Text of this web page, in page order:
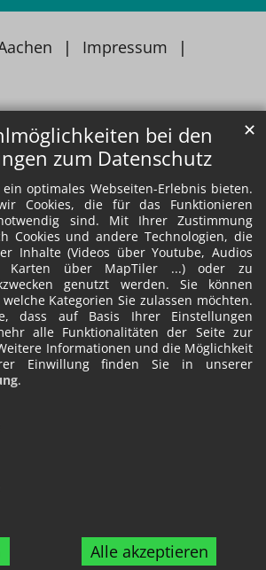
bei den
zum Datenschutz
optimales Webseiten-Erlebnis bieten.
Cookies, die für das Funktionieren
sind. Mit Ihrer Zustimmung
Cookies und andere Technologien, die
Inhalte (Videos über Youtube, Audios
Karten über MapTiler ...) oder zu
genutzt werden. Sie können
Kategorien Sie zulassen möchten.
dass auf Basis Ihrer Einstellungen
alle Funktionalitäten der Seite zur
Informationen und die Möglichkeit
Einwillung finden Sie in unserer
.
Alle akzeptieren
✕
Impressum